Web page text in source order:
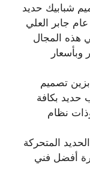
شبابيك حديد
جابر العلي
هذه المجال
وبأسعار
تصميم
حديد بكافة
نظام
المتحركة
أفضل فني